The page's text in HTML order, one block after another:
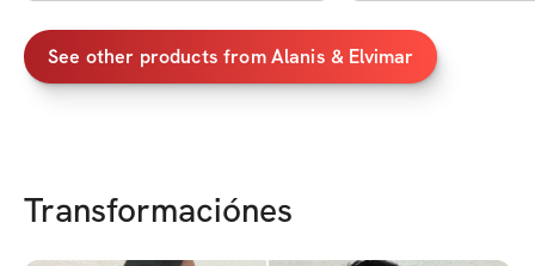
See other products fromAlanis & Elvimar
Transformaciónes